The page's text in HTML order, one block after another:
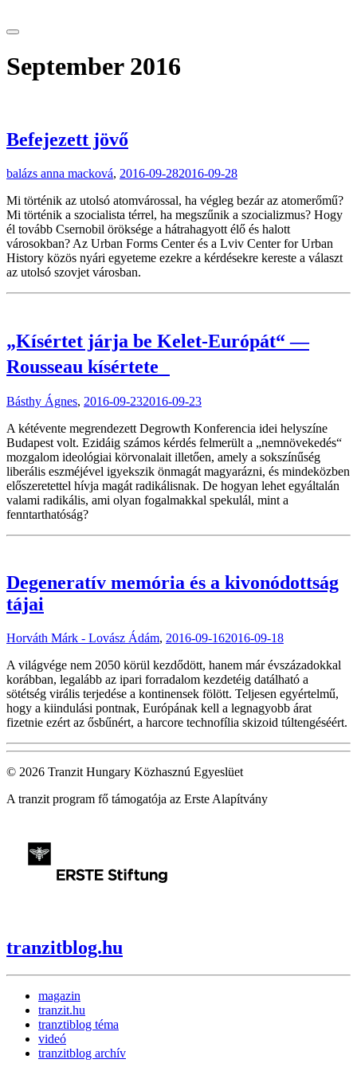
September 2016
Befejezett jövő
balázs anna macková, 2016-09-282016-09-28
Mi történik az utolsó atomvárossal, ha végleg bezár az atomerőmű?
Mi történik a szocialista térrel, ha megszűnik a szocializmus? Hogy
él tovább Csernobil öröksége a hátrahagyott élő és halott
városokban? Az Urban Forms Center és a Lviv Center for Urban
History közös nyári egyeteme ezekre a kérdésekre kereste a választ
az utolsó szovjet városban.
„Kísértet járja be Kelet-Európát“ —
Rousseau kísértete
Básthy Ágnes, 2016-09-232016-09-23
A kétévente megrendezett Degrowth Konferencia idei helyszíne
Budapest volt. Ezidáig számos kérdés felmerült a „nemnövekedés“
mozgalom ideológiai körvonalait illetően, amely a sokszínűség
liberális eszméjével igyekszik önmagát magyarázni, és mindeközben
előszeretettel hívja magát radikálisnak. De hogyan lehet egyáltalán
valami radikális, ami olyan fogalmakkal spekulál, mint a
fenntarthatóság?
Degeneratív memória és a kivonódottság
tájai
Horváth Márk - Lovász Ádám, 2016-09-162016-09-18
A világvége nem 2050 körül kezdődött, hanem már évszázadokkal
korábban, legalább az ipari forradalom kezdetéig datálható a
sötétség virális terjedése a kontinensek fölött. Teljesen egyértelmű,
hogy a kiindulási pontnak, Európának kell a legnagyobb árat
fizetnie ezért az ősbűnért, a harcore technofília skizoid túltengéséért.
© 2026 Tranzit Hungary Közhasznú Egyeslüet
A tranzit program fő támogatója az Erste Alapítvány
tranzitblog.hu
magazin
tranzit.hu
tranztiblog téma
videó
tranzitblog archív